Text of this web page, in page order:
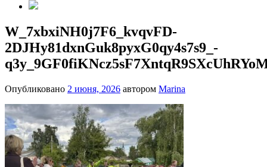
W_7xbxiNH0j7F6_kvqvFD-
2DJHy81dxnGuk8pyxG0qy4s7s9_-
Опубликовано 2 июня, 2026 автором Marina